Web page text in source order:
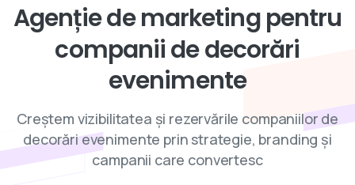
Agențiede marketing pentru
companiidedecorări
evenimente
Creștem vizibilitatea și rezervările companiilor de
decorări evenimente prin strategie, branding și
campanii care convertesc